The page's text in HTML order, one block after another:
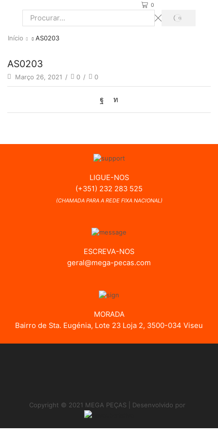
0
Search
PROCURAR
Início AS0203
AS0203
Março 26, 2021 / 0 / 0
LIGUE-NOS
(+351) 232 283 525
(CHAMADA PARA A REDE FIXA NACIONAL)
ESCREVA-NOS
geral@mega-pecas.com
MORADA
Bairro de Sta. Eugénia, Lote 23 Loja 2, 3500-034 Viseu
Copyright © 2021 MEGA PEÇAS | Desenvolvido por